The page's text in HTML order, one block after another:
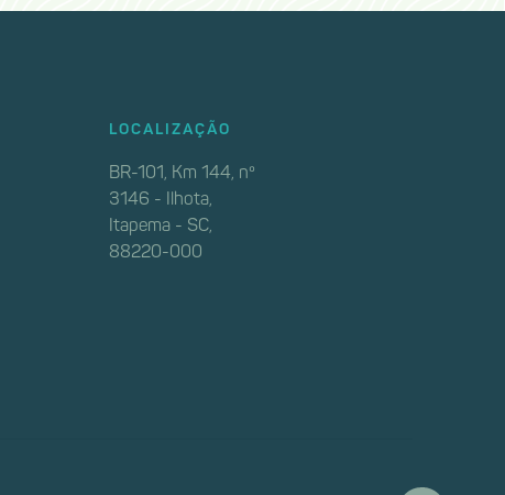
LOCALIZAÇÃO
BR-101, Km 144, nº
3146 - Ilhota,
Itapema - SC,
88220-000